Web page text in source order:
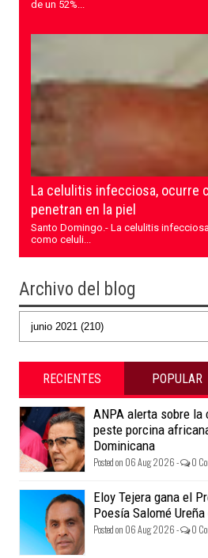
de un 52%...
La celulitis infecciosa, ocurre
penetran en la piel
Santo Domingo.- La celulitis
como celuli...
Archivo del blog
RECIENTES POPULAR
ANPA alerta sobre la
peste porcina
Dominicana
Posted on 06 Aug 2026 - 0
Eloy Tejera gana el
Poesía Salomé
Posted on 06 Aug 2026 - 0